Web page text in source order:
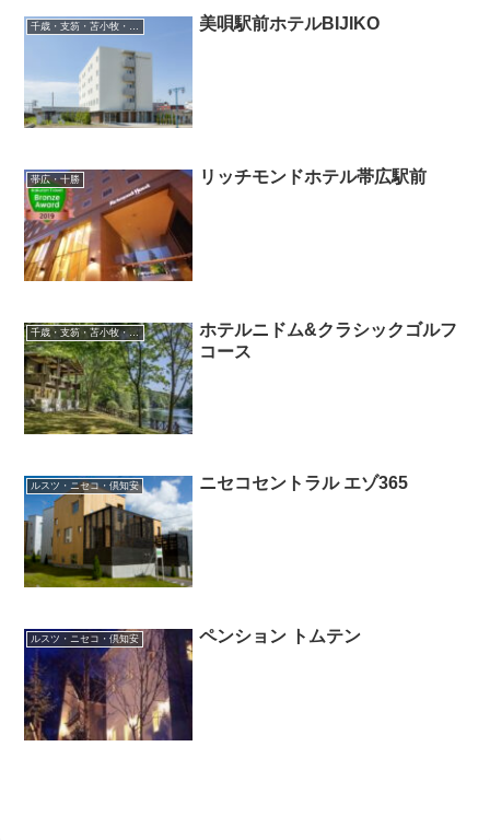
美唄駅前ホテルBIJIKO
帯広・十勝 リッチモンドホテル帯広駅前
千歳・支笏・苫小牧・滝川・夕張・空知
ホテルニドム&クラシックゴルフ
コース
ルスツ・ニセコ・倶知安 ニセコセントラル エゾ365
ルスツ・ニセコ・倶知安 ペンション トムテン